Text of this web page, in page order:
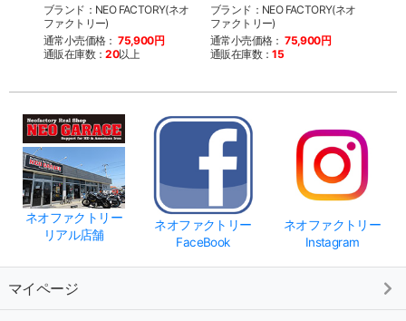
ブランド：NEO FACTORY(ネオ
ファクトリー)
通常小売価格： 75,900円
通販在庫数：20以上
ブランド：NEO FACTORY(ネオ
ファクトリー)
通常小売価格： 75,900円
通販在庫数：15
ネオファクトリー
リアル店舗
ネオファクトリー
FaceBook
ネオファクトリー
Instagram
マイページ